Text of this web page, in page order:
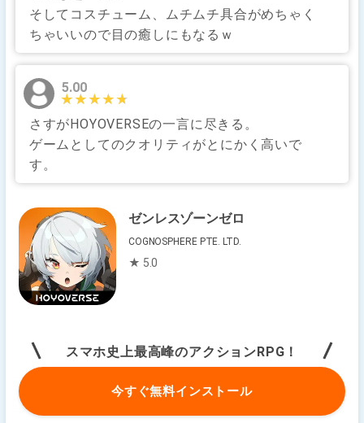
そしてコスチューム、ムチムチ具合がめちゃく
ちゃいいので目の癒しにもなるｗ
5.00
★★★★★
★★★★★
さすがHOYOVERSEの一言に尽きる。
ゲームとしてのクオリティがとにかく高いで
す。
ゼンレスゾーンゼロ
COGNOSPHERE PTE. LTD.
★ 5.0
スマホ史上最高峰のアクションRPG！
今すぐ無料インストール